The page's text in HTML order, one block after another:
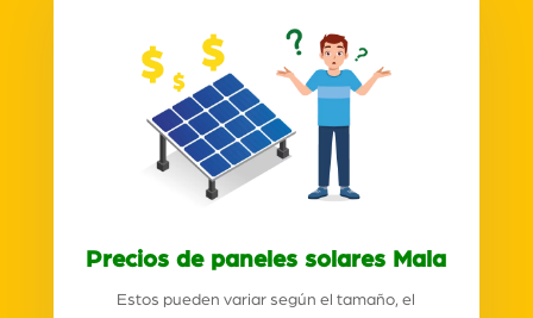
Precios de paneles solares Mala
Estos pueden variar según el tamaño, el